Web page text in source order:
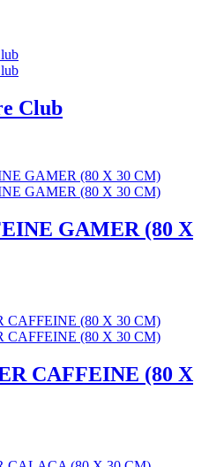
Club
GAMER (80 X
CAFFEINE (80 X